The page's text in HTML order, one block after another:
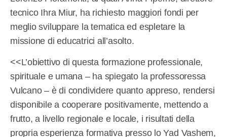
tecnico Ihra Miur, ha richiesto maggiori fondi per
meglio sviluppare la tematica ed espletare la
missione di educatrici all’asolto.
<<L’obiettivo di questa formazione professionale,
spirituale e umana – ha spiegato la professoressa
Vulcano – è di condividere quanto appreso, rendersi
disponibile a cooperare positivamente, mettendo a
frutto, a livello regionale e locale, i risultati della
propria esperienza formativa presso lo Yad Vashem,